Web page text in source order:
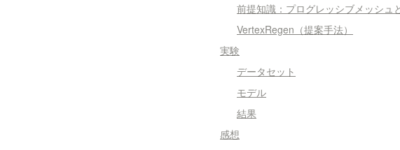
前提知識：プログレッシブメッシュ
VertexRegen（提案手法）
実験
データセット
モデル
結果
感想